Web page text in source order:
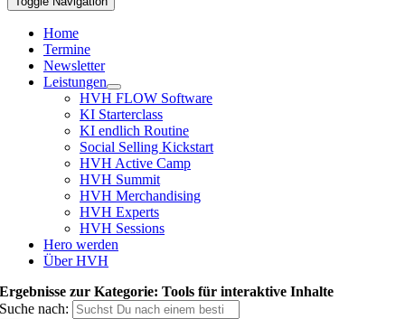
Home
Termine
Newsletter
Leistungen
HVH FLOW Software
KI Starterclass
KI endlich Routine
Social Selling Kickstart
HVH Active Camp
HVH Summit
HVH Merchandising
HVH Experts
HVH Sessions
Hero werden
Über HVH
Ergebnisse zur Kategorie: Tools für interaktive Inhalte
Suche nach: